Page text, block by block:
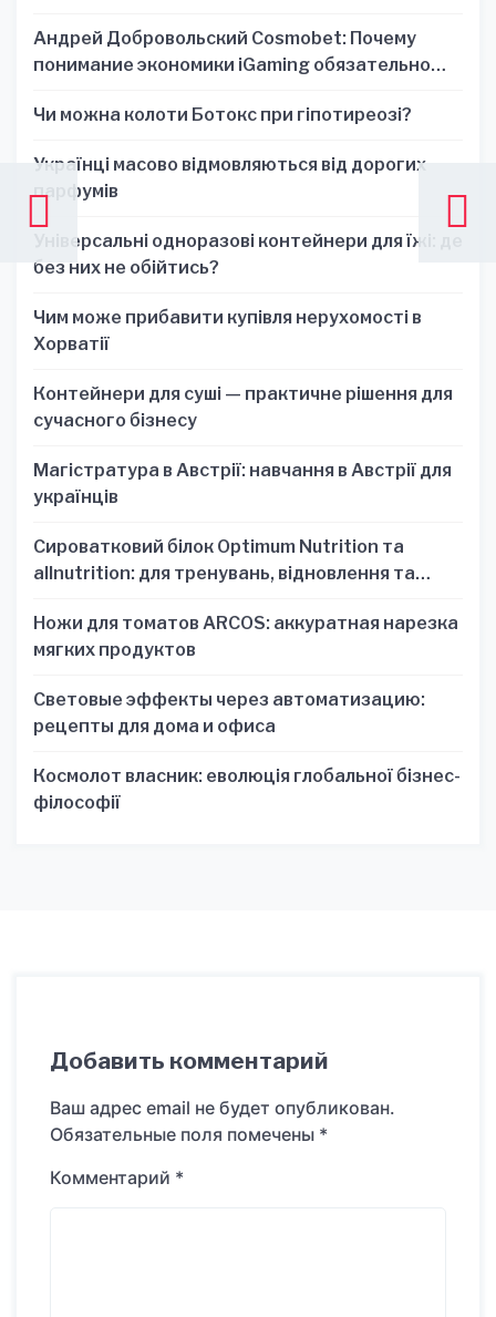
Андрей Добровольский Cosmobet: Почему
понимание экономики iGaming обязательно
Чи можна колоти Ботокс при гіпотиреозі?
Українці масово відмовляються від дорогих
парфумів
Універсальні одноразові контейнери для їжі: де
без них не обійтись?
Чим може прибавити купівля нерухомості в
Хорватії
Контейнери для суші — практичне рішення для
сучасного бізнесу
Магістратура в Австрії: навчання в Австрії для
українців
Сироватковий білок Optimum Nutrition та
allnutrition: для тренувань, відновлення та
Ножи для томатов ARCOS: аккуратная нарезка
мягких продуктов
Световые эффекты через автоматизацию:
рецепты для дома и офиса
Космолот власник: еволюція глобальної бізнес-
філософії
Добавить комментарий
Ваш адрес email не будет опубликован.
Обязательные поля помечены *
Комментарий *